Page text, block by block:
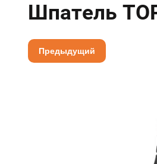
Шпатель
Предыдущий